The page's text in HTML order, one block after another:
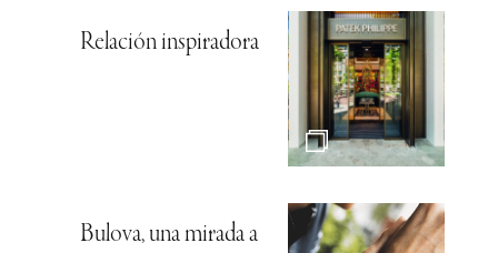
Relación inspiradora
Bulova, una mirada a